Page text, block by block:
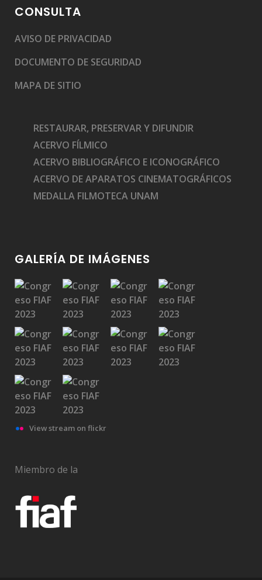
CONSULTA
AVISO DE PRIVACIDAD
DOCUMENTO DE SEGURIDAD
MAPA DE SITIO
RESTAURAR, PRESERVAR Y DIFUNDIR
ACERVO FÍLMICO
ACERVO BIBLIOGRÁFICO E ICONOGRÁFICO
ACERVO DE APARATOS CINEMATOGRÁFICOS
MEDALLA FILMOTECA UNAM
GALERÍA DE IMÁGENES
View stream on flickr
Miembro de la